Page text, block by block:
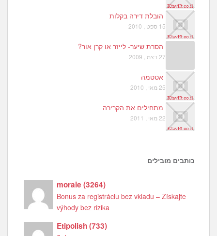
הובלת דירה בקלות
15 ספט , 2010
הסרת שיער- לייזר או קרן אור?
27 דצמ , 2009
אסטמה
25 מאי , 2010
מתחילים את הקרירה
22 מאי , 2011
כותבים מובילים
morale(3264)
Bonus za registráciu bez vkladu – Získajte
výhody bez rizika
Etipolish(733)